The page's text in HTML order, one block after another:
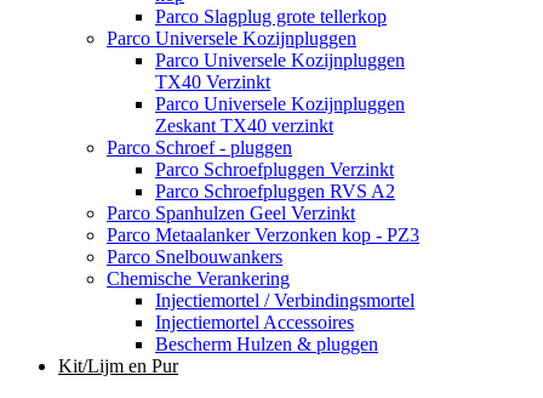
Parco Slagplug grote tellerkop
Parco Universele Kozijnpluggen
Parco Universele Kozijnpluggen
TX40 Verzinkt
Parco Universele Kozijnpluggen
Zeskant TX40 verzinkt
Parco Schroef - pluggen
Parco Schroefpluggen Verzinkt
Parco Schroefpluggen RVS A2
Parco Spanhulzen Geel Verzinkt
Parco Metaalanker Verzonken kop - PZ3
Parco Snelbouwankers
Chemische Verankering
Injectiemortel / Verbindingsmortel
Injectiemortel Accessoires
Bescherm Hulzen & pluggen
Kit/Lijm en Pur